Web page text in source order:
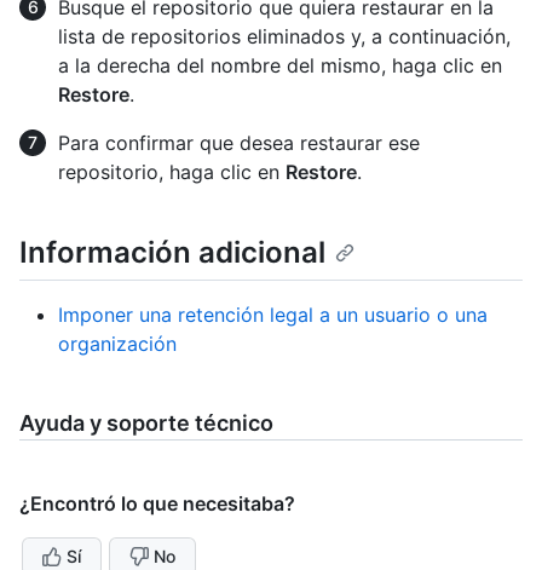
Busque el repositorio que quiera restaurar en la
lista de repositorios eliminados y, a continuación,
a la derecha del nombre del mismo, haga clic en
Restore.
Para confirmar que desea restaurar ese
repositorio, haga clic en Restore.
Información adicional
Imponer una retención legal a un usuario o una
organización
Ayuda y soporte técnico
¿Encontró lo que necesitaba?
Sí No